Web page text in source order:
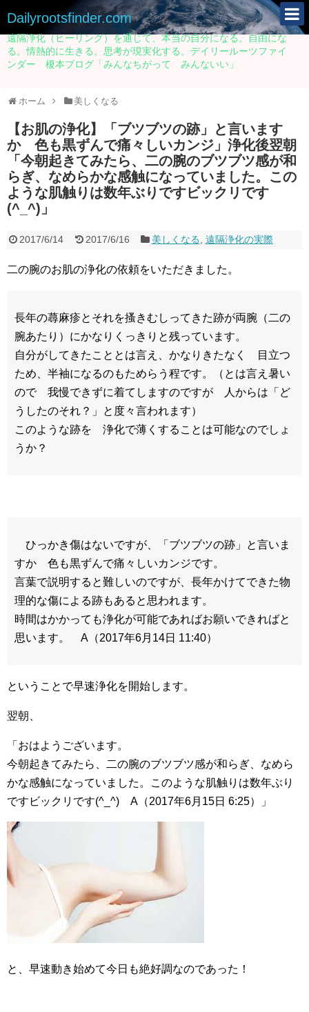
Dailyrootsfinder.com
遠隔浄化（ヒーリング）を通じて、本当の自分になる。自由にな
る。情熱的に生きる。思考が現実化する。デイリールーツファイ
ンダー 榎本ブログ「みんなちがって みんないい」
ホーム 美しくなる
【お肌の浄化】「ブツブツの跡」と言います
か 色も黒ずんで痛々しいカンジ」浄化後翌朝
「今朝起きてみたら、二の腕のブツブツ感が和
らぎ、なめらかな感触になっていました。この
ような肌触りは数年ぶりですビックリです
(^_^)」
2017/6/14 2017/6/16 美しくなる 遠隔浄化の実際
二の腕のお肌の浄化の依頼をいただきました。
長年の蕁麻疹とそれを搔きむしってきた跡が両腕（二の
腕あたり）にかなりくっきりと残っています。
自分がしてきたこととは言え、かなりきたなく 目立つ
ため、半袖になるのもためらう程です。（とは言え暑い
ので 我慢できずに着てしますのですが 人からは「ど
うしたのそれ？」と度々言われます）
このような跡を 浄化で薄くすることは可能なのでしょ
うか？
ひっかき傷はないですが、「ブツブツの跡」と言いま
すか 色も黒ずんで痛々しいカンジです。
言葉で説明すると難しいのですが、長年かけてできた物
理的な傷による跡もあると思われます。
時間はかかっても浄化が可能であればお願いできればと
思います。 A（2017年6月14日 11:40）
ということで早速浄化を開始します。
翌朝、
「おはようございます。
今朝起きてみたら、二の腕のブツブツ感が和らぎ、なめら
かな感触になっていました。このような肌触りは数年ぶり
ですビックリです(^_^) A（2017年6月15日 6:25）」
と、早速動き始めて今日も絶好調なのであった！